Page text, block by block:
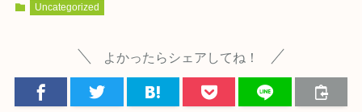
Uncategorized
よかったらシェアしてね！